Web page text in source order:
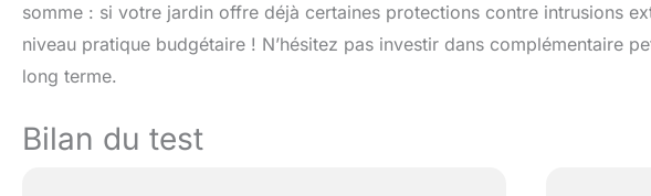
somme : si votre jardin offre déjà certaines protections contre intrusions
niveau pratique budgétaire ! N’hésitez pas investir dans complémentaire
long terme.
Bilan du test